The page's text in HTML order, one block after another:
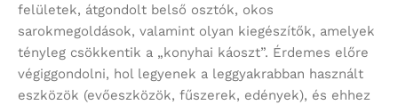
felületek, átgondolt belső osztók, okos
sarokmegoldások, valamint olyan kiegészítők, amelyek
tényleg csökkentik a „konyhai káoszt”. Érdemes előre
végiggondolni, hol legyenek a leggyakrabban használt
eszközök (evőeszközök, fűszerek, edények), és ehhez